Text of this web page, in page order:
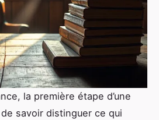
la première étape d’une
savoir distinguer ce qui